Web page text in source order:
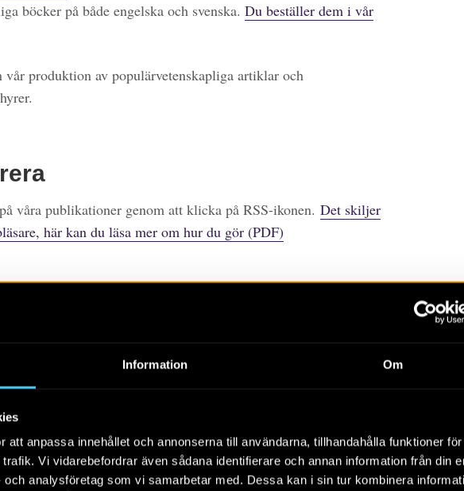
Information Om
att anpassa innehållet och annonserna till användarna, tillhandahålla funktioner för
Vi vidarebefordrar även sådana identifierare och annan information från din
analysföretag som vi samarbetar med. Dessa kan i sin tur kombinera
böcker på både engelska och svenska. Du beställer dem i vår
vår produktion av populärvetenskapliga artiklar och
våra publikationer genom att klicka på RSS-ikonen. Det skiljer
här kan du läsa mer om hur du gör (PDF)
2026 2022